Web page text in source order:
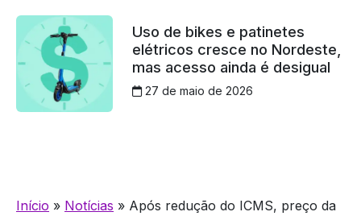
Uso de bikes e patinetes
elétricos cresce no Nordeste,
mas acesso ainda é desigual
27 de maio de 2026
Início » Notícias » Após redução do ICMS, preço da